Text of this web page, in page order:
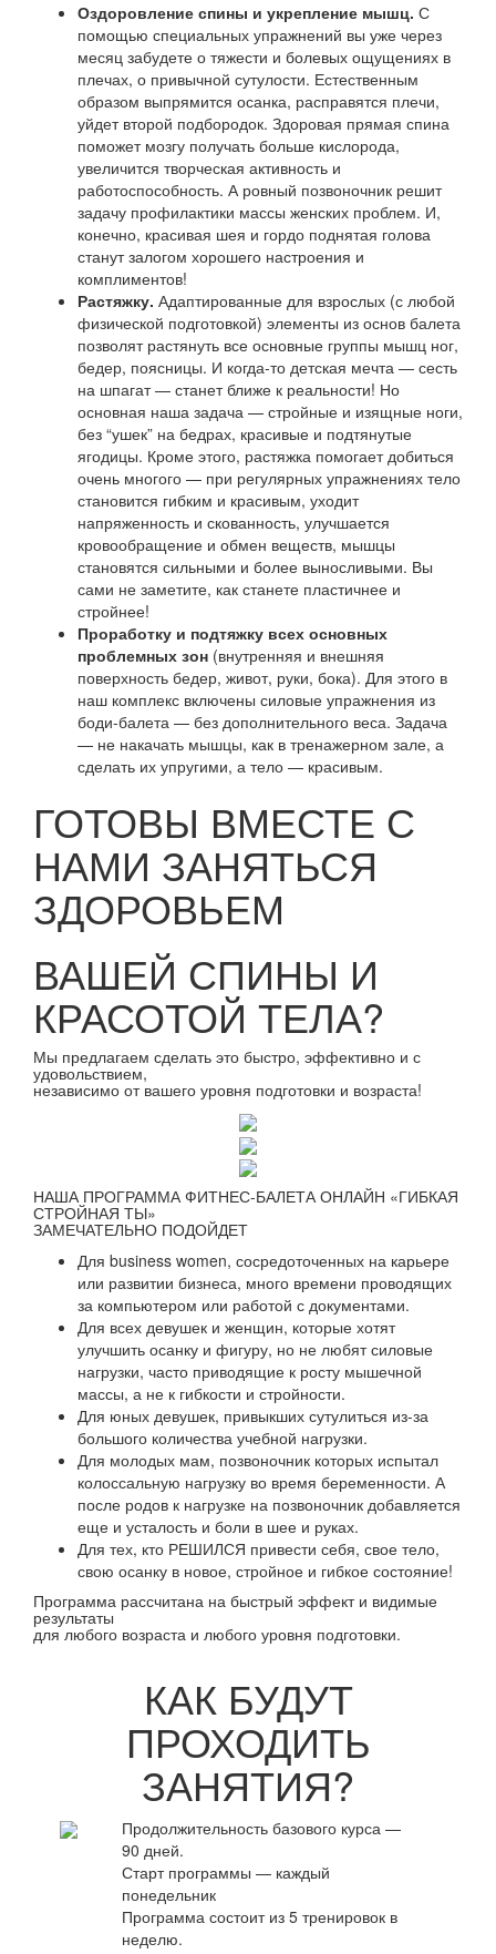
Оздоровление спины и укрепление мышц. С
помощью специальных упражнений вы уже через
месяц забудете о тяжести и болевых ощущениях в
плечах, о привычной сутулости. Естественным
образом выпрямится осанка, расправятся плечи,
уйдет второй подбородок. Здоровая прямая спина
поможет мозгу получать больше кислорода,
увеличится творческая активность и
работоспособность. А ровный позвоночник решит
задачу профилактики массы женских проблем. И,
конечно, красивая шея и гордо поднятая голова
станут залогом хорошего настроения и
комплиментов!
Растяжку. Адаптированные для взрослых (с любой
физической подготовкой) элементы из основ балета
позволят растянуть все основные группы мышц ног,
бедер, поясницы. И когда-то детская мечта — сесть
на шпагат — станет ближе к реальности! Но
основная наша задача — стройные и изящные ноги,
без “ушек” на бедрах, красивые и подтянутые
ягодицы. Кроме этого, растяжка помогает добиться
очень многого — при регулярных упражнениях тело
становится гибким и красивым, уходит
напряженность и скованность, улучшается
кровообращение и обмен веществ, мышцы
становятся сильными и более выносливыми. Вы
сами не заметите, как станете пластичнее и
стройнее!
Проработку и подтяжку всех основных
проблемных зон (внутренняя и внешняя
поверхность бедер, живот, руки, бока). Для этого в
наш комплекс включены силовые упражнения из
боди-балета — без дополнительного веса. Задача
— не накачать мышцы, как в тренажерном зале, а
сделать их упругими, а тело — красивым.
ГОТОВЫ ВМЕСТЕ С
НАМИ ЗАНЯТЬСЯ
ЗДОРОВЬЕМ
ВАШЕЙ СПИНЫ И
КРАСОТОЙ ТЕЛА?
Мы предлагаем сделать это быстро, эффективно и с
удовольствием,
независимо от вашего уровня подготовки и возраста!
НАША ПРОГРАММА ФИТНЕС-БАЛЕТА ОНЛАЙН «ГИБКАЯ
СТРОЙНАЯ ТЫ»
ЗАМЕЧАТЕЛЬНО ПОДОЙДЕТ
Для business women, сосредоточенных на карьере
или развитии бизнеса, много времени проводящих
за компьютером или работой с документами.
Для всех девушек и женщин, которые хотят
улучшить осанку и фигуру, но не любят силовые
нагрузки, часто приводящие к росту мышечной
массы, а не к гибкости и стройности.
Для юных девушек, привыкших сутулиться из-за
большого количества учебной нагрузки.
Для молодых мам, позвоночник которых испытал
колоссальную нагрузку во время беременности. А
после родов к нагрузке на позвоночник добавляется
еще и усталость и боли в шее и руках.
Для тех, кто РЕШИЛСЯ привести себя, свое тело,
свою осанку в новое, стройное и гибкое состояние!
Программа рассчитана на быстрый эффект и видимые
результаты
для любого возраста и любого уровня подготовки.
КАК БУДУТ
ПРОХОДИТЬ
ЗАНЯТИЯ?
Продолжительность базового курса —
90 дней.
Старт программы — каждый
понедельник
Программа состоит из 5 тренировок в
неделю.